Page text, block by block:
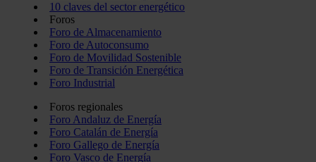
10 claves del sector energético
Foros
Foro de Almacenamiento
Foro de Autoconsumo
Foro de Movilidad Sostenible
Foro de Transición Energética
Foro Industrial
Foros regionales
Foro Andaluz de Energía
Foro Catalán de Energía
Foro Gallego de Energía
Foro Vasco de Energía